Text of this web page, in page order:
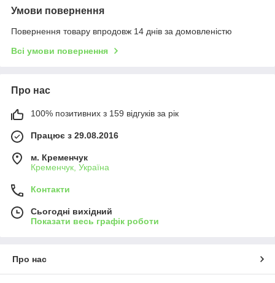
Умови повернення
Повернення товару впродовж 14 днів за домовленістю
Всі умови повернення
Про нас
100% позитивних з 159 відгуків за рік
Працює з 29.08.2016
м. Кременчук
Кременчук, Україна
Контакти
Сьогодні вихідний
Показати весь графік роботи
Про нас